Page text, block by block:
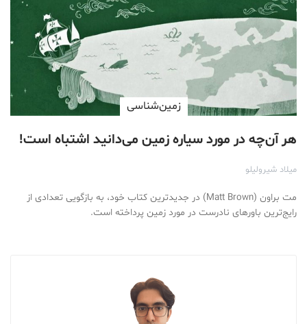
زمین‌شناسی
هر آن‌چه در مورد سیاره زمین می‌دانید اشتباه است!
میلاد شیرولیلو
مت براون (Matt Brown) در جدیدترین کتاب خود، به بازگویی تعدادی از
رایج‌ترین باورهای نادرست در مورد زمین پرداخته است.